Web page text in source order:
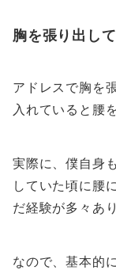
胸を張り出し
アドレスで胸を
入れていると腰
実際に、僕自身
していた頃に腰
だ経験が多々あ
なので、基本的